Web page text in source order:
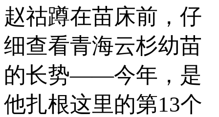
赵祜蹲在苗床前，仔
细查看青海云杉幼苗
的长势——今年，是
他扎根这里的第13个